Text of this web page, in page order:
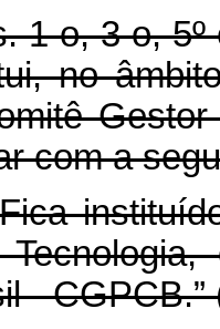
1 o, 3 o,
no
com a
- CGPCB.”